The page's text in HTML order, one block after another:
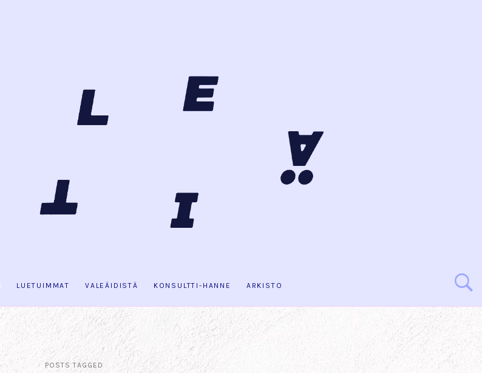
LUETUIMMAT VALEÄIDISTÄ KONSULTTI-HANNE ARKISTO
POSTS TAGGED